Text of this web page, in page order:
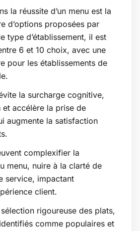
la réussite d’un menu est la
d’options proposées par
type d’établissement, il est
6 et 10 choix, avec une
pour les établissements de
la surcharge cognitive,
et accélère la prise de
augmente la satisfaction
complexifier la
menu, nuire à la clarté de
service, impactant
client.
rigoureuse des plats,
comme populaires et